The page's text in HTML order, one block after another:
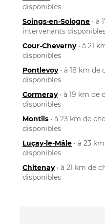
disponibles
Soings-en-Sologne • à
intervenants
Cour-Cheverny• à 21
disponibles
Pontlevoy• à 18 km de
disponibles
Cormeray• à 19 km de
disponibles
Montils • à 23 km de
disponibles
Luçay-le-Mâle • à 23
disponibles
Chitenay• à 21 km de
disponibles